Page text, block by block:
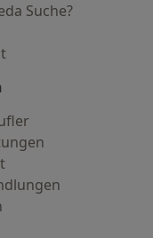
Suche?